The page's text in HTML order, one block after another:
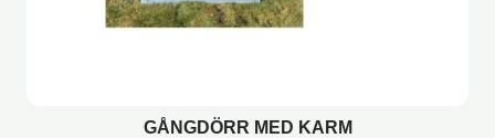
GÅNGDÖRR MED KARM